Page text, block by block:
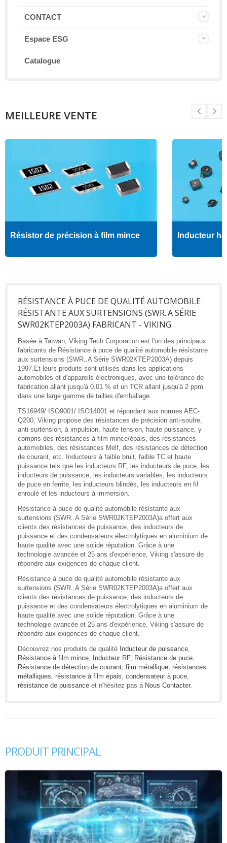
CONTACT
Espace ESG
Catalogue
MEILLEURE VENTE
Résistor de précision à film mince Inducteur
RÉSISTANCE À PUCE DE QUALITÉ AUTOMOBILE
RÉSISTANTE AUX SURTENSIONS (SWR..A SÉRIE
SWR02KTEP2003A) FABRICANT - VIKING
Basée à Taïwan, Viking Tech Corporation est l'un des principaux
fabricants de Résistance à puce de qualité automobile résistante
aux surtensions (SWR..A Série SWR02KTEP2003A) depuis
1997.Et leurs produits sont utilisés dans les applications
automobiles et d'appareils électroniques, avec une tolérance de
fabrication allant jusqu'à 0,01 % et un TCR allant jusqu'à 2 ppm
dans une large gamme de tailles d'emballage.
TS16949/ ISO9001/ ISO14001 et répondant aux normes AEC-
Q200, Viking propose des résistances de précision anti-soufre,
anti-surtension, à impulsion, haute tension, haute puissance, y
compris des résistances à film mince/épais, des résistances
automobiles, des résistances Melf, des résistances de détection
de courant, etc. Inducteurs à faible bruit, faible TC et haute
puissance tels que les inducteurs RF, les inducteurs de puce, les
inducteurs de puissance, les inducteurs variables, les inducteurs
de puce en ferrite, les inducteurs blindés, les inducteurs en fil
enroulé et les inducteurs à immersion.
Résistance à puce de qualité automobile résistante aux
surtensions (SWR..A Série SWR02KTEP2003A)a offert aux
clients des résistances de puissance, des inducteurs de
puissance et des condensateurs électrolytiques en aluminium de
haute qualité avec une solide réputation. Grâce à une
technologie avancée et 25 ans d'expérience, Viking s'assure de
répondre aux exigences de chaque client.
Résistance à puce de qualité automobile résistante aux
surtensions (SWR..A Série SWR02KTEP2003A)a offert aux
clients des résistances de puissance, des inducteurs de
puissance et des condensateurs électrolytiques en aluminium de
haute qualité avec une solide réputation. Grâce à une
technologie avancée et 25 ans d'expérience, Viking s'assure de
répondre aux exigences de chaque client.
Découvrez nos produits de qualité Inducteur de puissance
Résistance à film mince Inducteur RF, Résistance de puce
Résistance de détection de courant film métallique résistances
métalliques résistance à film épais condensateur à puce
résistance de puissance et n'hésitez pas à Nous Contacter.
PRODUIT PRINCIPAL